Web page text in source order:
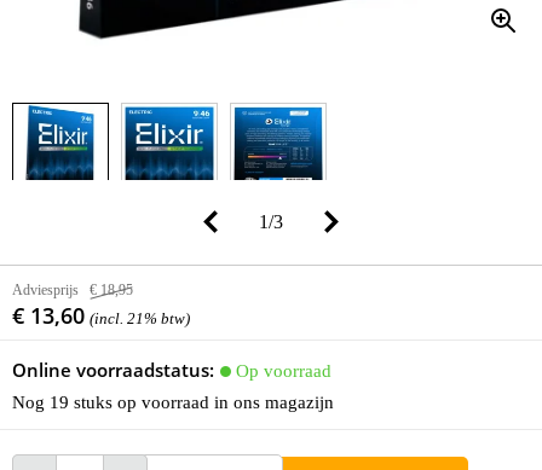
1/3
Adviesprijs € 18,95
€ 13,60 (incl. 21% btw)
Online voorraadstatus:
Op voorraad
Nog 19 stuks op voorraad in ons magazijn